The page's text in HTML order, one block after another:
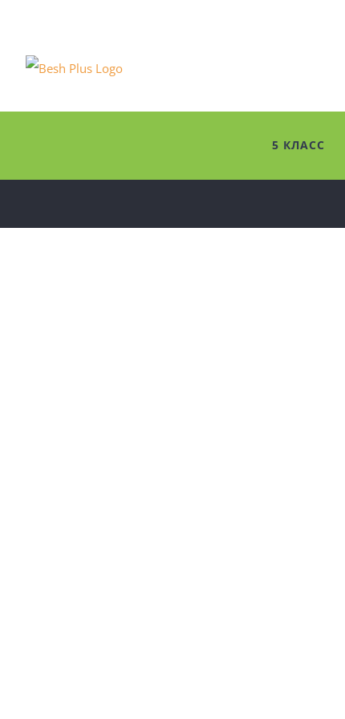
content
5 КЛАСС